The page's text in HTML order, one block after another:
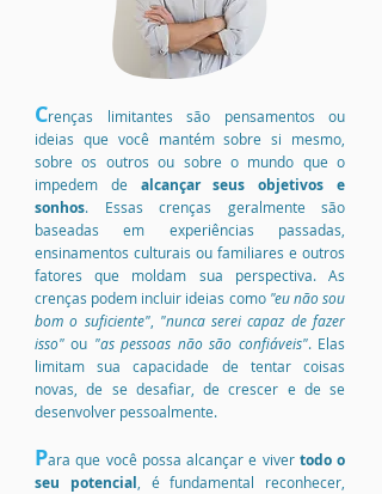
Crenças limitantes são pensamentos ou
ideias que você mantém sobre si mesmo,
sobre os outros ou sobre o mundo que o
impedem de alcançar seus objetivos e
sonhos. Essas crenças geralmente são
baseadas em experiências passadas,
ensinamentos culturais ou familiares e outros
fatores que moldam sua perspectiva. As
crenças podem incluir ideias como "eu não sou
bom o suficiente", "nunca serei capaz de fazer
isso" ou "as pessoas não são confiáveis". Elas
limitam sua capacidade de tentar coisas
novas, de se desafiar, de crescer e de se
desenvolver pessoalmente.
Paraque você possa alcançar e viver todo o
seu potencial , é fundamental reconhecer,